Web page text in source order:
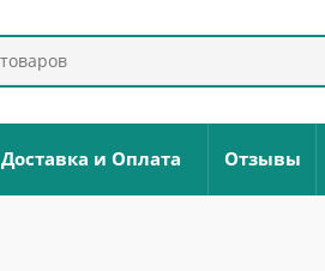
Доставка и Оплата Отзывы